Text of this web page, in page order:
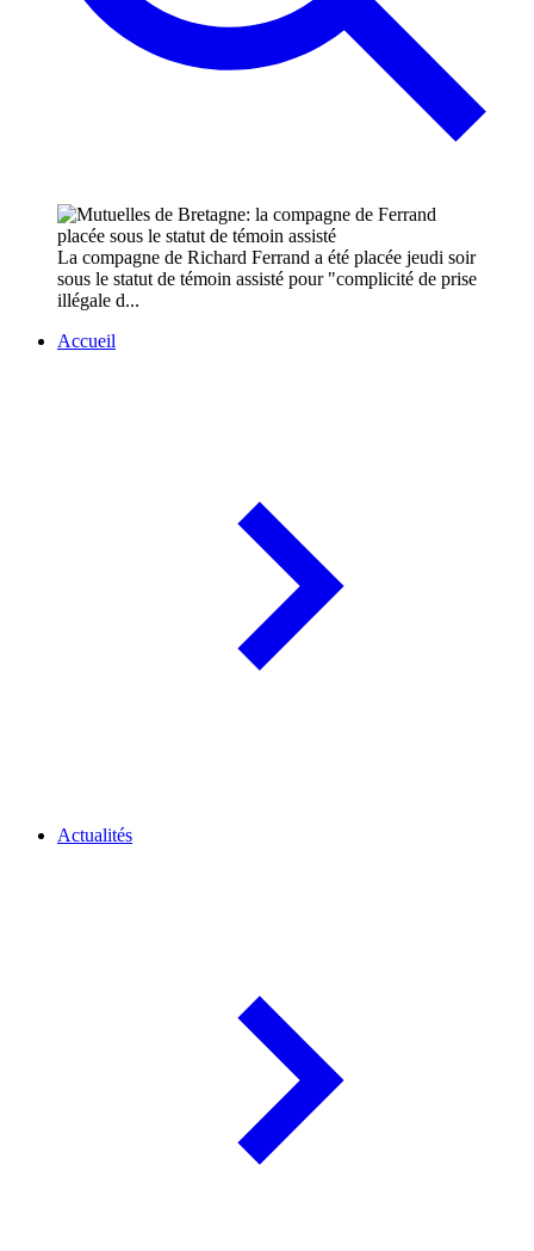
La compagne de Richard Ferrand a été placée jeudi soir
sous le statut de témoin assisté pour "complicité de prise
illégale d...
Accueil
Actualités